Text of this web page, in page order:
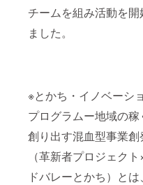
チームを組み活動を開
ました。
※とかち・イノベーシ
プログラムー地域の稼
創り出す混血型事業創
（革新者プロジェク
ドバレーとかち）とは、